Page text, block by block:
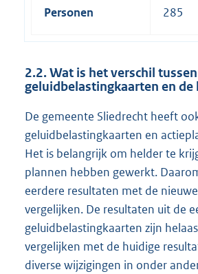
Personen 285
2.2.Wat is het verschil
geluidbelastingkaarten en de
De gemeente Sliedrecht heeft
geluidbelastingkaarten en
Het is belangrijk om helder te
plannen hebben gewerkt.
eerdere resultaten met de
vergelijken. De resultaten uit de
geluidbelastingkaarten zijn
vergelijken met de huidige
diverse wijzigingen in onder